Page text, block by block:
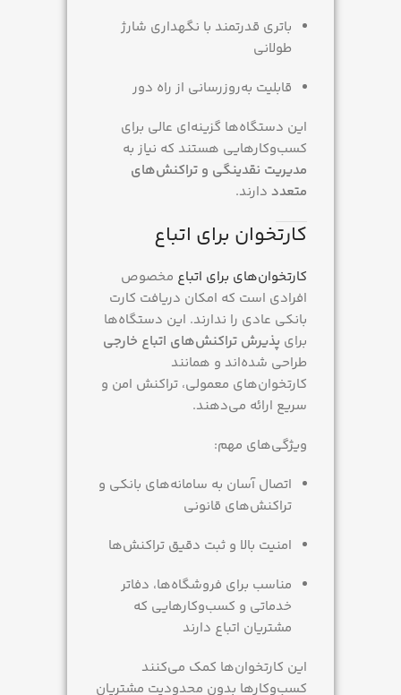
باتری قدرتمند با نگهداری شارژ
طولانی
قابلیت به‌روزرسانی از راه دور
این دستگاه‌ها گزینه‌ای عالی برای
کسب‌وکارهایی هستند که نیاز به
مدیریت نقدینگی و تراکنش‌های
متعدد دارند.
کارتخوان برای اتباع
کارتخوان‌های برای اتباع مخصوص
افرادی است که امکان دریافت کارت
بانکی عادی را ندارند. این دستگاه‌ها
برای پذیرش تراکنش‌های اتباع خارجی
طراحی شده‌اند و همانند
کارتخوان‌های معمولی، تراکنش امن و
سریع ارائه می‌دهند.
ویژگی‌های مهم:
اتصال آسان به سامانه‌های بانکی و
تراکنش‌های قانونی
امنیت بالا و ثبت دقیق تراکنش‌ها
مناسب برای فروشگاه‌ها، دفاتر
خدماتی و کسب‌وکارهایی که
مشتریان اتباع دارند
این کارتخوان‌ها کمک می‌کنند
کسب‌وکارها بدون محدودیت مشتریان